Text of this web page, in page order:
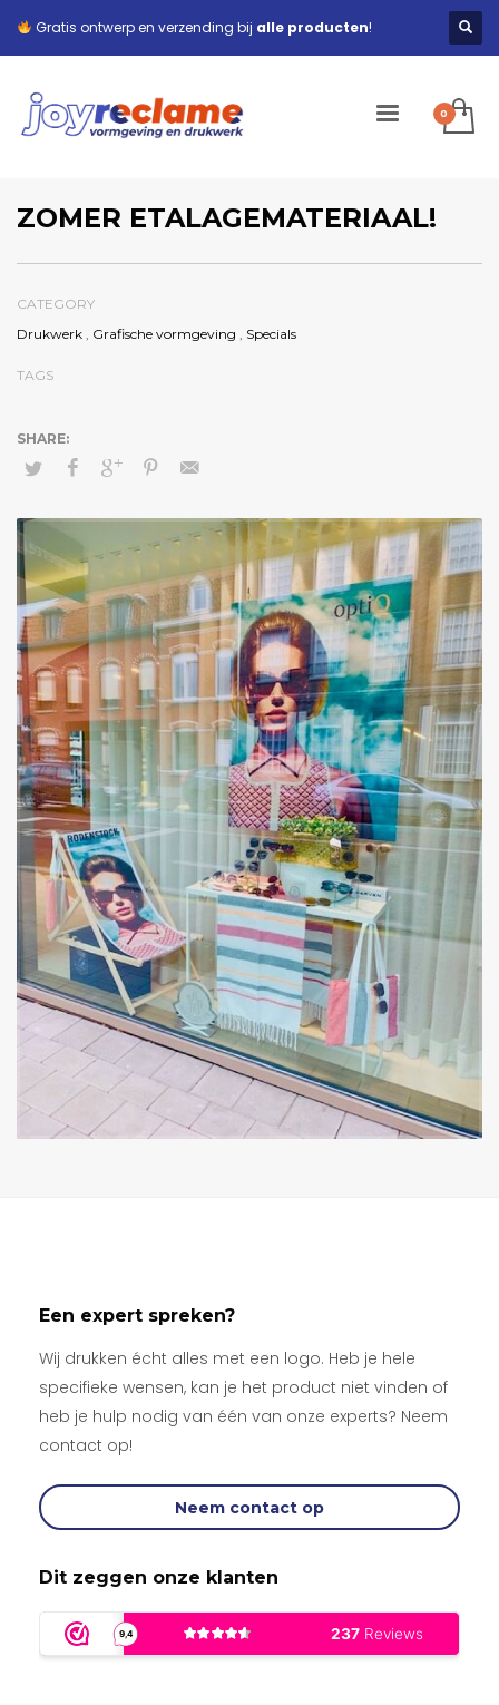
Gratis ontwerp en verzending bij alle producten!
ZOMER ETALAGEMATERIAAL!
CATEGORY
Drukwerk , Grafische vormgeving , Specials
TAGS
Een expert spreken?
Wij drukken écht alles met een logo. Heb je hele
specifieke wensen, kan je het product niet vinden of
heb je hulp nodig van één van onze experts? Neem
contact op!
Neem contact op
Dit zeggen onze klanten